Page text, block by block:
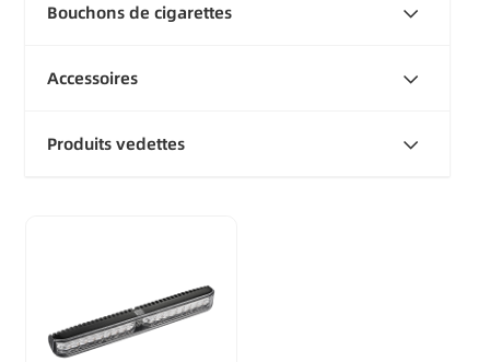
Bouchons de cigarettes
Accessoires
Produits vedettes